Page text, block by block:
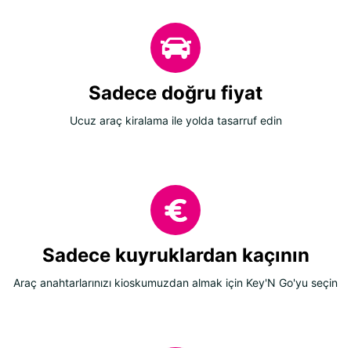
Sadece doğru fiyat
Ucuz araç kiralama ile yolda tasarruf edin
Sadece kuyruklardan kaçının
Araç anahtarlarınızı kioskumuzdan almak için Key'N Go'yu seçin